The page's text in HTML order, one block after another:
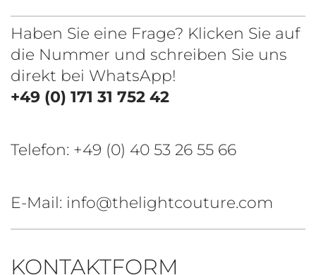
Haben Sie eine Frage? Klicken Sie auf
die Nummer und schreiben Sie uns
direkt bei WhatsApp!
+49 (0) 171 31 752 42
Telefon: +49 (0) 40 53 26 55 66
E-Mail: info@thelightcouture.com
KONTAKTFORM